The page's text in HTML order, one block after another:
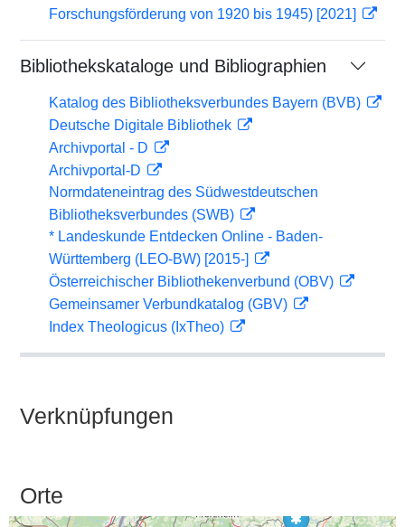
Forschungsförderung von 1920 bis 1945) [2021]
Bibliothekskataloge und Bibliographien
Katalog des Bibliotheksverbundes Bayern (BVB)
Deutsche Digitale Bibliothek
Archivportal - D
Archivportal-D
Normdateneintrag des Südwestdeutschen
Bibliotheksverbundes (SWB)
* Landeskunde Entdecken Online - Baden-
Württemberg (LEO-BW) [2015-]
Österreichischer Bibliothekenverbund (OBV)
Gemeinsamer Verbundkatalog (GBV)
Index Theologicus (IxTheo)
Verknüpfungen
Orte